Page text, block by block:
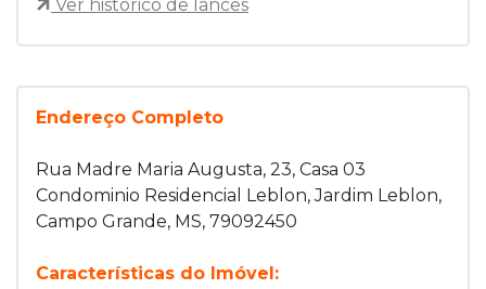
Endereço Completo
Rua Madre Maria Augusta, 23, Casa 03
Condominio Residencial Leblon, Jardim Leblon,
Campo Grande, MS, 79092450
Características do Imóvel:
Ver histórico de lances